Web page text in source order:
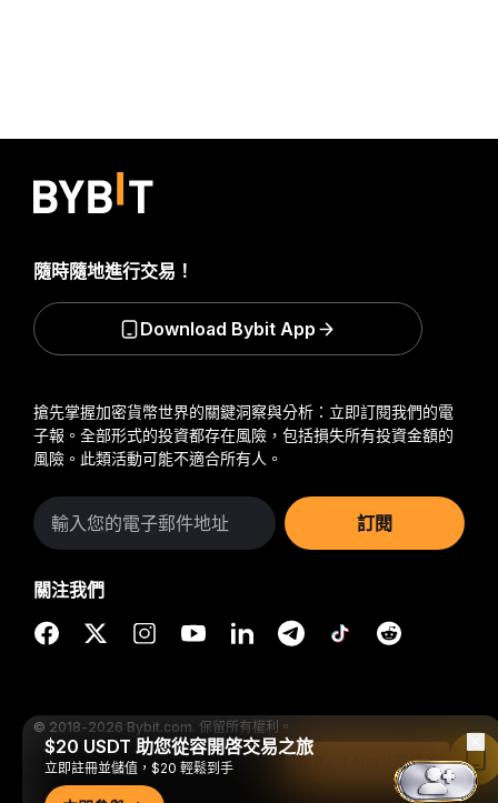
搶先掌握加密貨幣世界的關鍵洞察與分析：立即訂閱我們的電
子報。 全部形式的投資都存在風險，包括損失所有投資金額的
風險。此類活動可能不適合所有人。
訂閱
關注我們
© 2018-2026 Bybit.com. 保留所有權利。
隨時隨地進行交易！
Download Bybit App
$20 USDT 助您從容開啓交易之旅
立即註冊並儲值，$20 輕鬆到手 在 Bybit App 中閱讀